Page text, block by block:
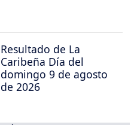
Resultado de La
Caribeña Día del
domingo 9 de agosto
de 2026